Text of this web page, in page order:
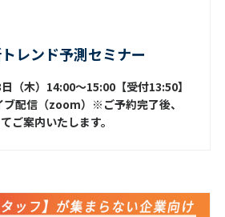
レンド予測セミナー
（木）14:00～15:00【受付13:50】
配信（zoom）※ご予約完了後、
ご案内いたします。